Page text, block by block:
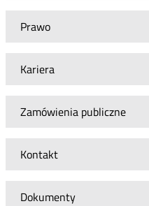
Prawo
Kariera
Zamówienia publiczne
Kontakt
Dokumenty